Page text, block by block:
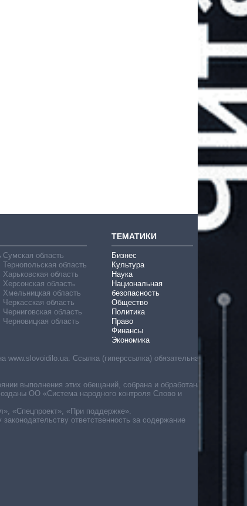
Сумская область
Тернопольская область
Харьковская область
Херсонская область
Хмельницкая область
Черкасская область
Черниговская область
Черновицкая область
ТЕМАТИКИ
Бизнес
Культура
Наука
Национальная
безопасность
Общество
Политика
Право
Финансы
Экономика
www.slovoidilo.ua. Ссылка (гиперссылка) обязательна
выполнения этих обещаний, собрана и обработана
ОО «Система народного контроля Слово и
«Спецпроект», «При поддержке».
ответственность за содержание